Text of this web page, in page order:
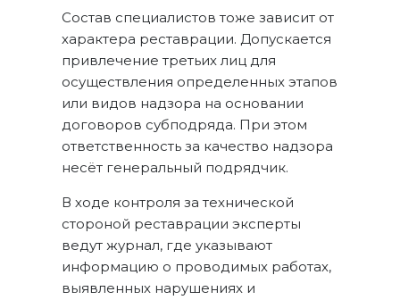
Состав специалистов тоже зависит от
характера реставрации. Допускается
привлечение третьих лиц для
осуществления определенных этапов
или видов надзора на основании
договоров субподряда. При этом
ответственность за качество надзора
несёт генеральный подрядчик.
В ходе контроля за технической
стороной реставрации эксперты
ведут журнал, где указывают
информацию о проводимых работах,
выявленных нарушениях и